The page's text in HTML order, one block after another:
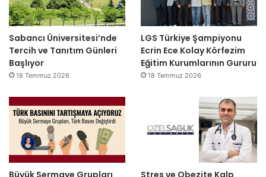
Sabancı Üniversitesi’nde
Tercih ve Tanıtım Günleri
Başlıyor
18 Temmuz 2026
LGS Türkiye Şampiyonu
Ecrin Ece Kolay Körfezim
Eğitim Kurumlarının Gururu
18 Temmuz 2026
Büyük Sermaye Grupları
Stres ve Obezite Kalp